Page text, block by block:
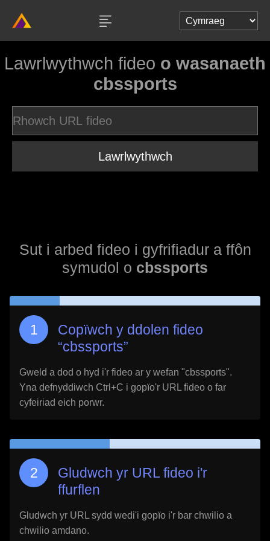
Lawrlwythwch fideo o wasanaeth
cbssports
Lawrlwythwch
Sut i arbed fideo i gyfrifiadur a ffôn
symudol o cbssports
Copïwch y ddolen fideo
“cbssports”
Gweld a dod o hyd i'r fideo ar y wefan "cbssports".
Yna defnyddiwch Ctrl+C i gopïo'r URL fideo o far
cyfeiriad eich porwr.
Gludwch yr URL fideo i'r
ffurflen
Gludwch yr URL sydd wedi'i gopïo i'r bar chwilio a
chwilio amdano.